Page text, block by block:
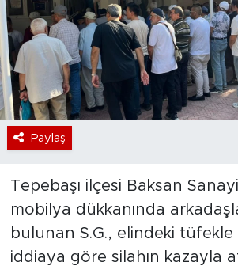
Paylaş
Tepebaşı ilçesi Baksan
mobilya dükkanında
bulunan S.G., elindeki
iddiaya göre silahın kazayla
Teknoloji
Magazin
Dünya
Sektör